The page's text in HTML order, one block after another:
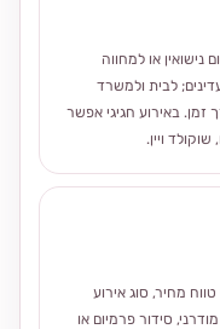
נישואין או למחווה
לבית ולמשרד
באירוע חגיגי אפשר
ויין.
מחיר, סוג אירוע
סידור פרמיום או